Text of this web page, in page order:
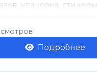
упаковка, стикеры,
Воскре...
Подробнее